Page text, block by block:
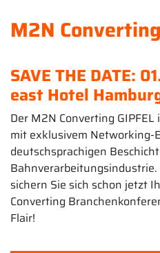
M2N
SAVE THE DATE:
east Hotel
Der M2N Converting
mit exklusivem Networking-
deutschsprachigen
sichern Sie sich schon jetzt
Converting
Flair!